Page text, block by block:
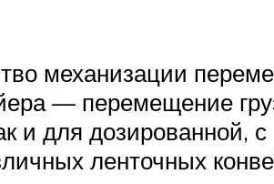
механизации
— перемещение
и для дозированной, с
ленточных